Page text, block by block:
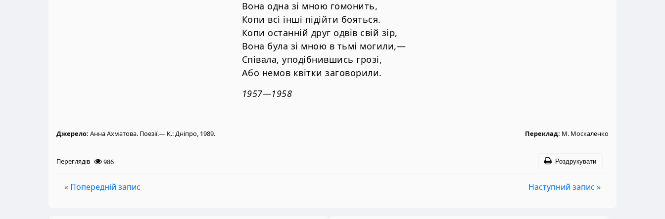
Вона одна зі мною гомонить,
Копи всі інші підійти бояться.
Копи останній друг одвів свій зір,
Вона була зі мною в тьмі могили,—
Співала, уподібнившись грозі,
Або немов квітки заговорили.
1957—1958
Джерело: Анна Ахматова. Поезії.— К.: Дніпро, 1989. Переклад: М. Москаленко
Переглядів 986 Роздрукувати
« Попередній запис Наступний запис »